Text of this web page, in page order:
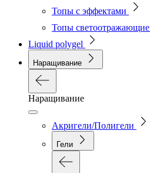
Топы с эффектами
Топы светоотражающие
Liquid polygel
Наращивание
Наращивание
Акригели/Полигели
Гели